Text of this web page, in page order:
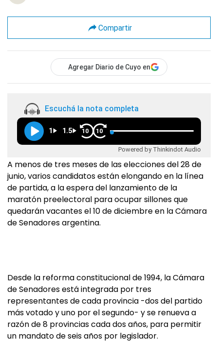
Compartir
Agregar Diario de Cuyo en
Escuchá la nota completa
1 1.5 10 10
Powered by Thinkindot Audio
A menos de tres meses de las elecciones del 28 de
junio, varios candidatos están elongando en la línea
de partida, a la espera del lanzamiento de la
maratón preelectoral para ocupar sillones que
quedarán vacantes el 10 de diciembre en la Cámara
de Senadores argentina.
Desde la reforma constitucional de 1994, la Cámara
de Senadores está integrada por tres
representantes de cada provincia -dos del partido
más votado y uno por el segundo- y se renueva a
razón de 8 provincias cada dos años, para permitir
un mandato de seis años por legislador.